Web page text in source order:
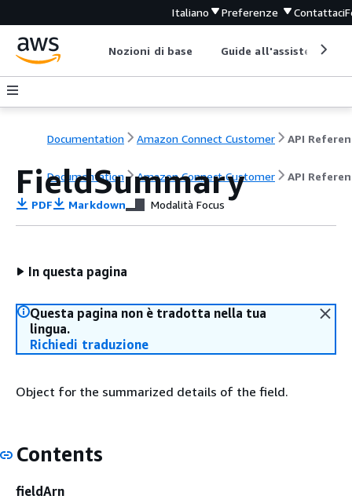
Italiano Preferenze Contattaci
Nozioni di base Guide all'assistenza
Documentation Amazon Connect Customer API
Documentation Amazon Connect Customer API
FieldSummary
PDF Markdown Modalità Focus
In questa pagina
Questa pagina non è tradotta nella tua
lingua.
Richiedi traduzione
Object for the summarized details of the field.
Contents
fieldArn